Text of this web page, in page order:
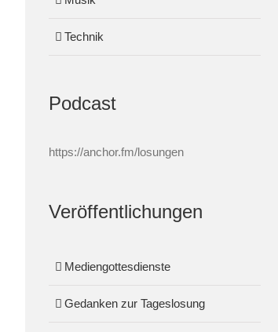
Technik
Podcast
https://anchor.fm/losungen
Veröffentlichungen
Mediengottesdienste
Gedanken zur Tageslosung